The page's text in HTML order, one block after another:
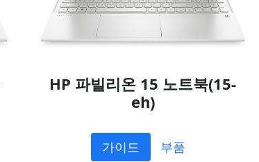
HP 파빌리온 15 노트북(15-
eh)
가이드 부품